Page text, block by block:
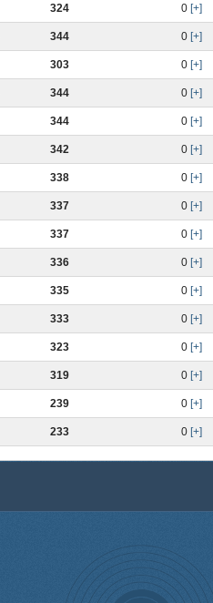
324 0 [+]
344 0 [+]
303 0 [+]
344 0 [+]
344 0 [+]
342 0 [+]
338 0 [+]
337 0 [+]
337 0 [+]
336 0 [+]
335 0 [+]
333 0 [+]
323 0 [+]
319 0 [+]
239 0 [+]
233 0 [+]